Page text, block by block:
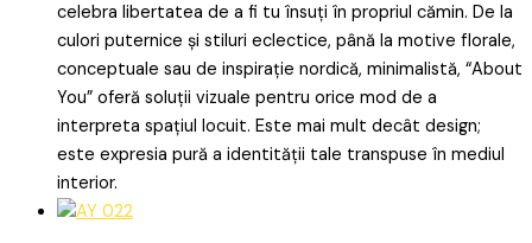
celebra libertatea de a fi tu însuți în propriul cămin. De la
culori puternice și stiluri eclectice, până la motive florale,
conceptuale sau de inspirație nordică, minimalistă, “About
You” oferă soluții vizuale pentru orice mod de a
interpreta spațiul locuit. Este mai mult decât design;
este expresia pură a identității tale transpuse în mediul
interior.